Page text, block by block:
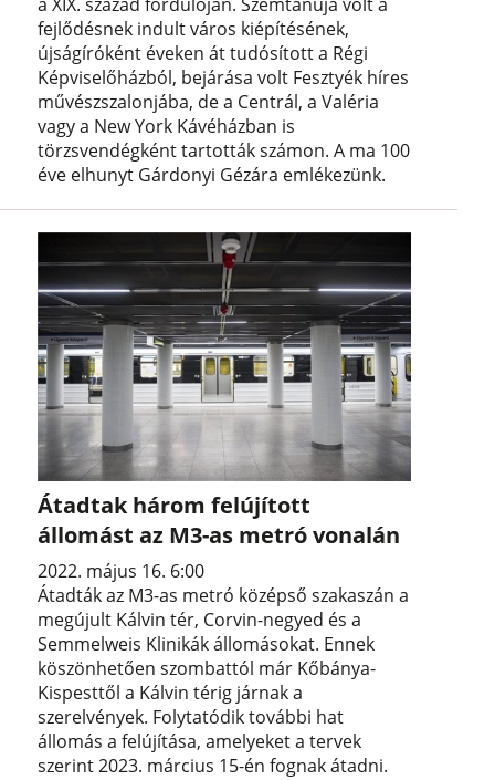
fejlődésnek indult város kiépítésének,
újságíróként éveken át tudósított a Régi
Képviselőházból, bejárása volt Fesztyék híres
művészszalonjába, de a Centrál, a Valéria
vagy a New York Kávéházban is
törzsvendégként tartották számon. A ma 100
éve elhunyt Gárdonyi Gézára emlékezünk.
Átadtak három felújított
állomást az M3-as metró vonalán
2022. május 16. 6:00
Átadták az M3-as metró középső szakaszán a
megújult Kálvin tér, Corvin-negyed és a
Semmelweis Klinikák állomásokat. Ennek
köszönhetően szombattól már Kőbánya-
Kispesttől a Kálvin térig járnak a
szerelvények. Folytatódik további hat
állomás a felújítása, amelyeket a tervek
szerint 2023. március 15-én fognak átadni.